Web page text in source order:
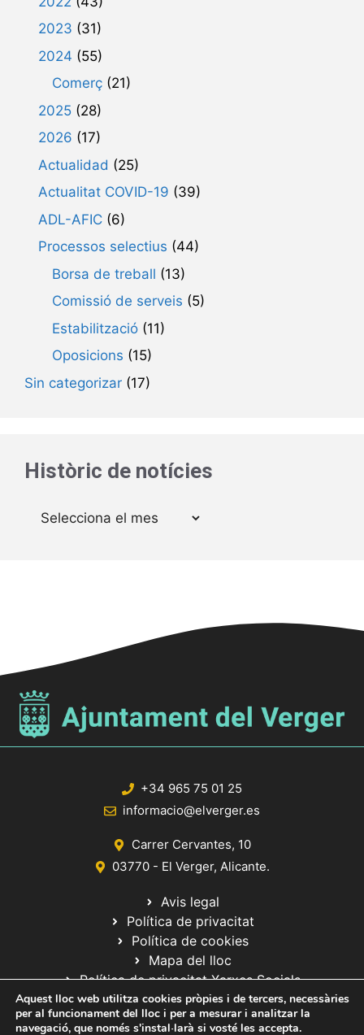
2023 (31)
2024 (55)
Comerç (21)
2025 (28)
2026 (17)
Actualidad (25)
Actualitat COVID-19 (39)
ADL-AFIC (6)
Processos selectius (44)
Borsa de treball (13)
Comissió de serveis (5)
Estabilització (11)
Oposicions (15)
Sin categorizar (17)
Històric de notícies
Arxius
+34 965 75 01 25
informacio@elverger.es
Carrer Cervantes, 10
03770 - El Verger, Alicante.
Avis legal
Política de privacitat
Política de cookies
Mapa del lloc
Política de privacitat Xarxes Socials
Aquest lloc web utilitza cookies pròpies i de tercers, necessàries
per al funcionament del lloc i per a mesurar i analitzar la
navegació, que només s'instal·larà si vosté les accepta.